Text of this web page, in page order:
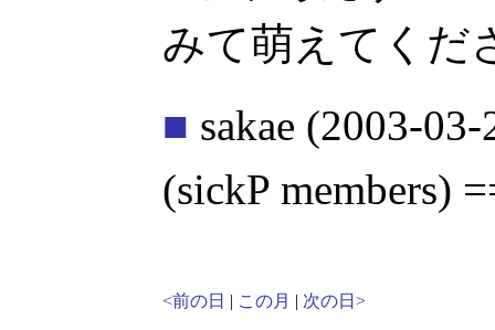
みて萌えてくだ
■ sakae (2003-03-
(sickP members)
<前の日 | この月 | 次の日>